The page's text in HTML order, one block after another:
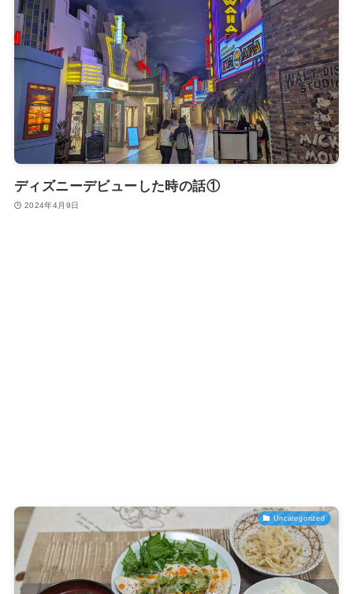
ディズニーデビューした時の話①
2024年4月9日
Uncategorized